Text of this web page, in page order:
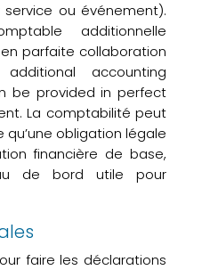
ou événement).
additionnelle
parfaite collaboration
accounting
be provided in perfect
La comptabilité peut
obligation légale
financière de base,
de bord utile pour
faire les déclarations